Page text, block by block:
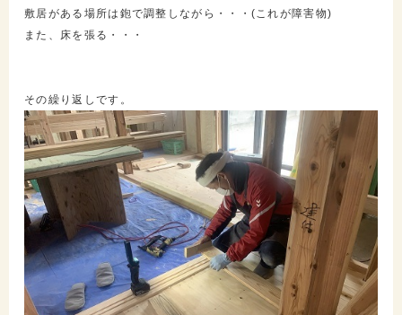
敷居がある場所は鉋で調整しながら・・・(これが障害物)
また、床を張る・・・
その繰り返しです。